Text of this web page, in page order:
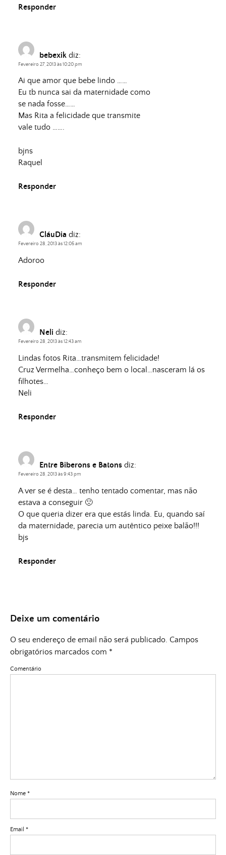
Responder
bebexik diz:
Fevereiro 27, 2013 às 10:20 pm
Ai que amor que bebe lindo ……
Eu tb nunca sai da maternidade como
se nada fosse……
Mas Rita a felicidade que transmite
vale tudo …….
bjns
Raquel
Responder
CláuDia diz:
Fevereiro 28, 2013 às 12:05 am
Adoroo
Responder
Neli diz:
Fevereiro 28, 2013 às 12:43 am
Lindas fotos Rita…transmitem felicidade!
Cruz Vermelha…conheço bem o local…nasceram lá os
filhotes…
Neli
Responder
Entre Biberons e Batons diz:
Fevereiro 28, 2013 às 9:43 pm
A ver se é desta… tenho tentado comentar, mas não
estava a conseguir 🙁
O que queria dizer era que estás linda. Eu, quando saí
da maternidade, parecia um autêntico peixe balão!!!
bjs
Responder
Deixe um comentário
O seu endereço de email não será publicado. Campos
obrigatórios marcados com *
Comentário
Nome *
Email *